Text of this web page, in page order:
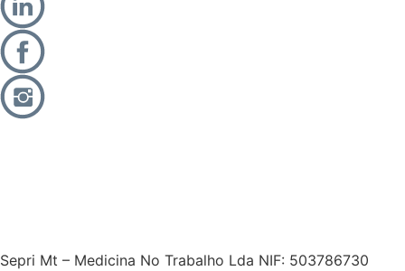
Sepri Mt – Medicina No Trabalho Lda NIF: 503786730